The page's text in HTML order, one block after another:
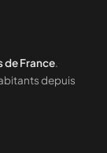
de France.
depuis